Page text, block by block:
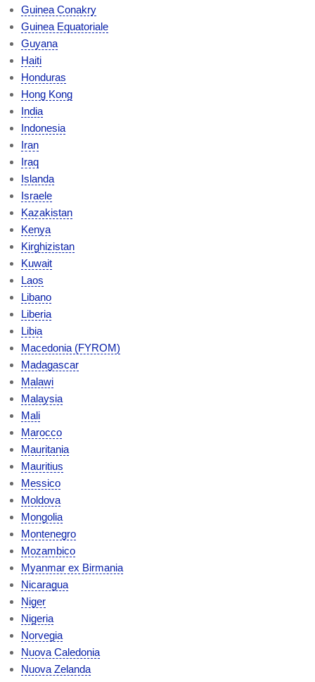
Guinea Conakry
Guinea Equatoriale
Guyana
Haiti
Honduras
Hong Kong
India
Indonesia
Iran
Iraq
Islanda
Israele
Kazakistan
Kenya
Kirghizistan
Kuwait
Laos
Libano
Liberia
Libia
Macedonia (FYROM)
Madagascar
Malawi
Malaysia
Mali
Marocco
Mauritania
Mauritius
Messico
Moldova
Mongolia
Montenegro
Mozambico
Myanmar ex Birmania
Nicaragua
Niger
Nigeria
Norvegia
Nuova Caledonia
Nuova Zelanda